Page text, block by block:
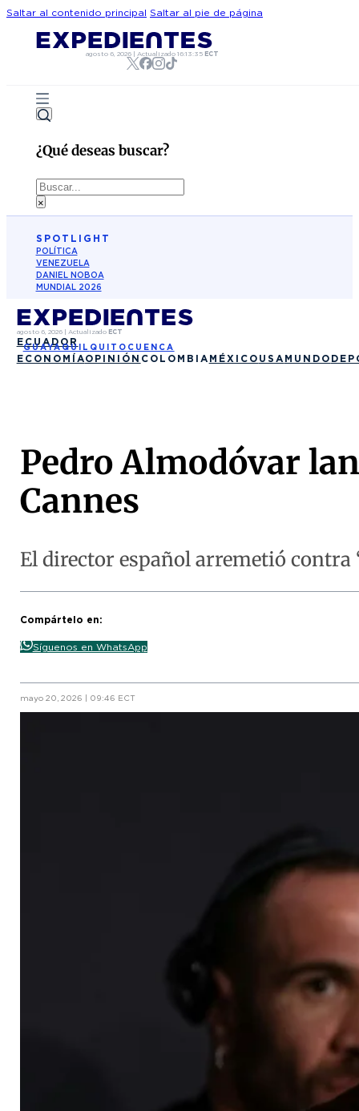
Saltar al contenido principal Saltar al pie de página
agosto 6, 2026 |Actualizado16:13:35 ECT
¿Qué deseas buscar?
Buscar
×
SPOTLIGHT
POLÍTICA
VENEZUELA
DANIEL NOBOA
MUNDIAL 2026
agosto 6, 2026| Actualizado ECT
ECUADOR
GUAYAQUIL QUITO CUENCA
ECONOMÍAOPINIÓN COLOMBIA MÉXICO USA MUNDO
Pedro Almodóvar
Cannes
El director español arremetió
Compártelo en:
Síguenos en WhatsApp
mayo 20, 2026 | 09:46 ECT